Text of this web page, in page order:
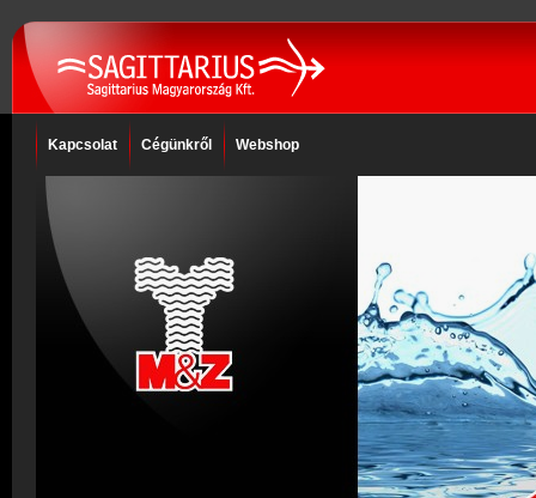
Kapcsolat Cégünkről Webshop